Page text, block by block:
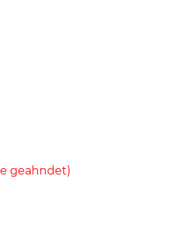
geahndet)